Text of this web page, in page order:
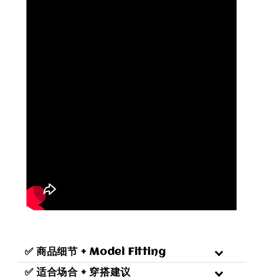
✅ 商品细节 + Model Fitting
✅ 适合场合 + 穿搭建议